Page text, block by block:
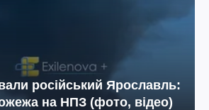
російський Ярославль:
на НПЗ (фото, відео)